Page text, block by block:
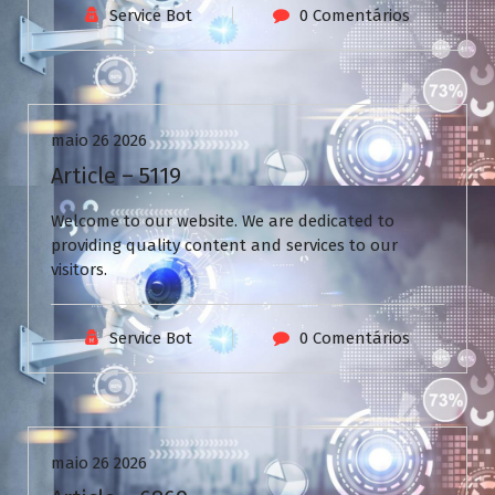
Service Bot 0 Comentários
Uncategorized
maio 26 2026
Article – 5119
Welcome to our website. We are dedicated to
providing quality content and services to our
visitors.
Service Bot 0 Comentários
Uncategorized
maio 26 2026